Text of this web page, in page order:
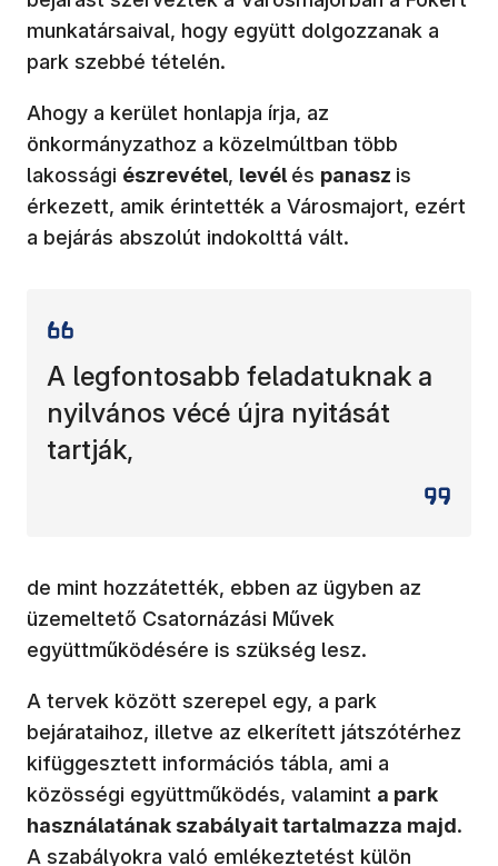
munkatársaival, hogy együtt dolgozzanak a
park szebbé tételén.
Ahogy a kerület honlapja írja, az
önkormányzathoz a közelmúltban több
lakossági észrevétel, levél és panasz is
érkezett, amik érintették a Városmajort, ezért
a bejárás abszolút indokolttá vált.
A legfontosabb feladatuknak a
nyilvános vécé újra nyitását
tartják,
de mint hozzátették, ebben az ügyben az
üzemeltető Csatornázási Művek
együttműködésére is szükség lesz.
A tervek között szerepel egy, a park
bejárataihoz, illetve az elkerített játszótérhez
kifüggesztett információs tábla, ami a
közösségi együttműködés, valamint a park
használatának szabályait tartalmazza majd.
A szabályokra való emlékeztetést külön